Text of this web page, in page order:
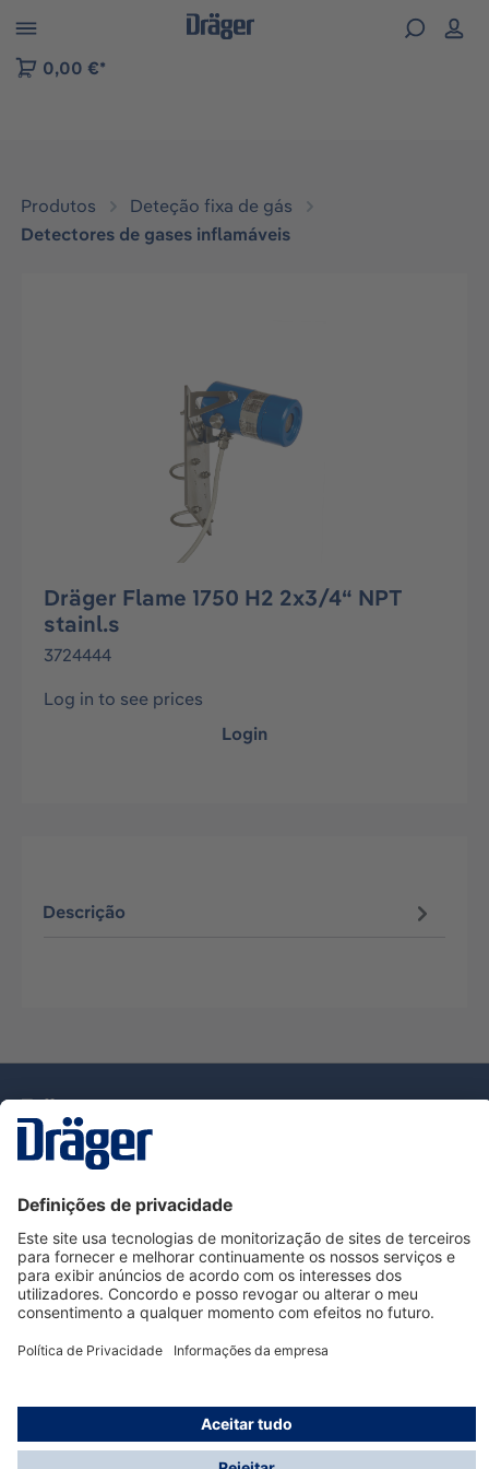
to B2B platform navigation
0,00 €*
Produtos
Deteção fixa de gás
Detectores de gases inflamáveis
Dräger Flame 1750 H2 2x3/4“ NPT
stainl.s
3724444
Log in to see prices
Login
Descrição
Serviço de Apoio ao Cliente Dräger
Utilização da loja
Informações
© Dräger Portugal, Lda, 2024
* Todos os preços excl. IVA mais